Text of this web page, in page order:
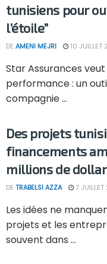
tunisiens pour
l’étoile”
DE AMENI MEJRI 10 JUILLET
Star Assurances
performance : un
compagnie ...
Des projets
financements
millions de
DE TRABELSI AZZA 7
Les idées ne
projets et les
souvent dans ...